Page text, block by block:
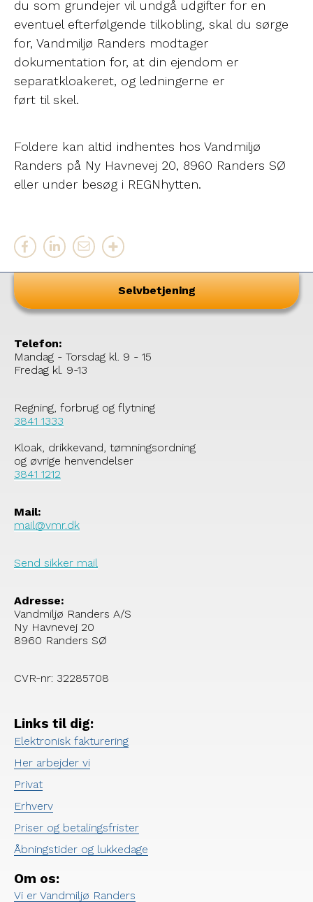
du som grundejer vil undgå udgifter for en
eventuel efterfølgende tilkobling, skal du sørge
for, Vandmiljø Randers modtager
dokumentation for, at din ejendom er
separatkloakeret, og ledningerne er
ført til skel.
Foldere kan altid indhentes hos Vandmiljø
Randers på Ny Havnevej 20, 8960 Randers SØ
eller under besøg i REGNhytten.
Selvbetjening
Telefon:
Mandag - Torsdag kl. 9 - 15
Fredag kl. 9-13
Regning, forbrug og flytning
3841 1333
Kloak, drikkevand, tømningsordning
og øvrige henvendelser
3841 1212
Mail:
mail@vmr.dk
Send sikker mail
Adresse:
Vandmiljø Randers A/S
Ny Havnevej 20
8960 Randers SØ
CVR-nr: 32285708
Links til dig:
Elektronisk fakturering
Her arbejder vi
Privat
Erhverv
Priser og betalingsfrister
Åbningstider og lukkedage
Om os:
Vi er Vandmiljø Randers